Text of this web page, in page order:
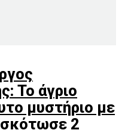
Το άγριο
μυστήριο με
σκότωσε 2